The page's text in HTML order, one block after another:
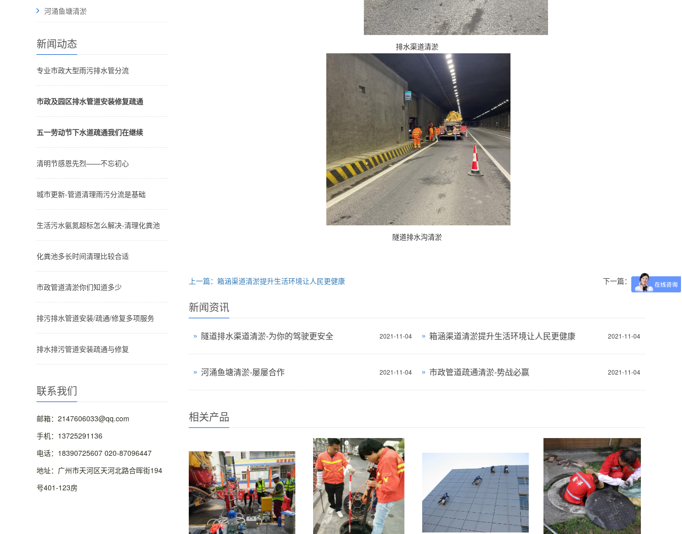
河涌鱼塘清淤
新闻动态
专业市政大型雨污排水管分流
市政及园区排水管道安装修复疏通
五一劳动节下水道疏通我们在继续
清明节感恩先烈——不忘初心
城市更新-管道清理雨污分流是基础
生活污水氨氮超标怎么解决-清理化粪池
化粪池多长时间清理比较合适
市政管道清淤你们知道多少
排污排水管道安装/疏通/修复多项服务
排水排污管道安装疏通与修复
联系我们
邮箱：2147606033@qq.com
手机：13725291136
电话：18390725607 020-87096447
地址：广州市天河区天河北路合晖街194
号401-123房
排水渠道清淤
隧道排水沟清淤
上一篇：箱涵渠道清淤提升生活环境让人民更健康 下一篇：暂无
新闻资讯
2021-11-04
隧道排水渠道清淤-为你的驾驶更安全 2021-11-04
箱涵渠道清淤提升生活环境让人民更健康
2021-11-04
河涌鱼塘清淤-屡屡合作 2021-11-04
市政管道疏通清淤-势战必赢
相关产品